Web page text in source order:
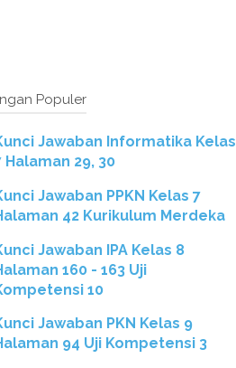
Populer
Jawaban Informatika Kelas
Halaman 29, 30
Jawaban PPKN Kelas 7
42 Kurikulum Merdeka
Jawaban IPA Kelas 8
160 - 163 Uji
10
Jawaban PKN Kelas 9
94 Uji Kompetensi 3